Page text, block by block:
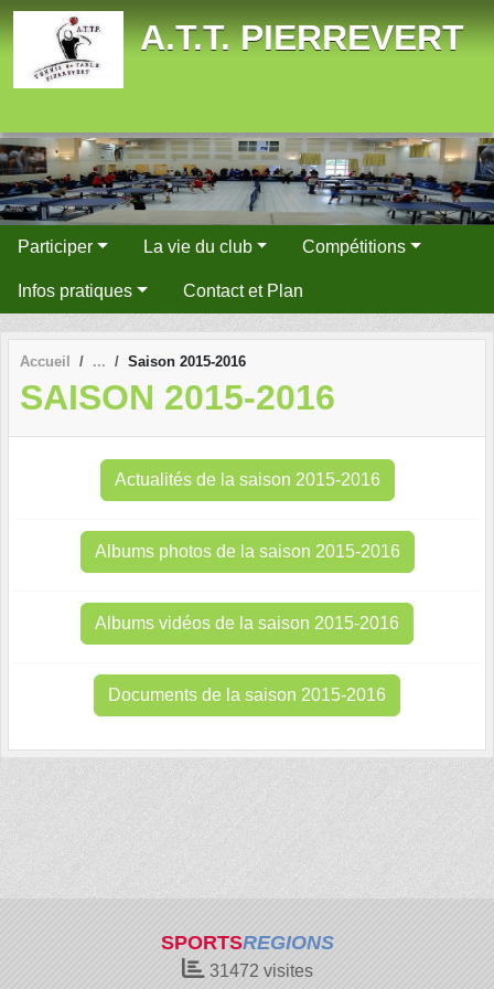
A.T.T. PIERREVERT
Participer La vie du club Compétitions
Infos pratiques Contact et Plan
Accueil Saison 2015-2016
SAISON 2015-2016
Actualités de la saison 2015-2016
Albums photos de la saison 2015-2016
Albums vidéos de la saison 2015-2016
Documents de la saison 2015-2016
SPORTSREGIONS
31472 visites
Panneau de gestion des cookies